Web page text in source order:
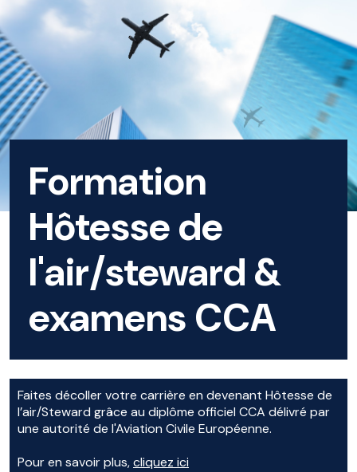
Formation
Hôtesse de
l'air/steward &
examens CCA
Faites décoller votre carrière en devenant Hôtesse de
l’air/Steward grâce au diplôme officiel CCA délivré par
une autorité de l'Aviation Civile Européenne.
Pour en savoir plus,cliquez ici